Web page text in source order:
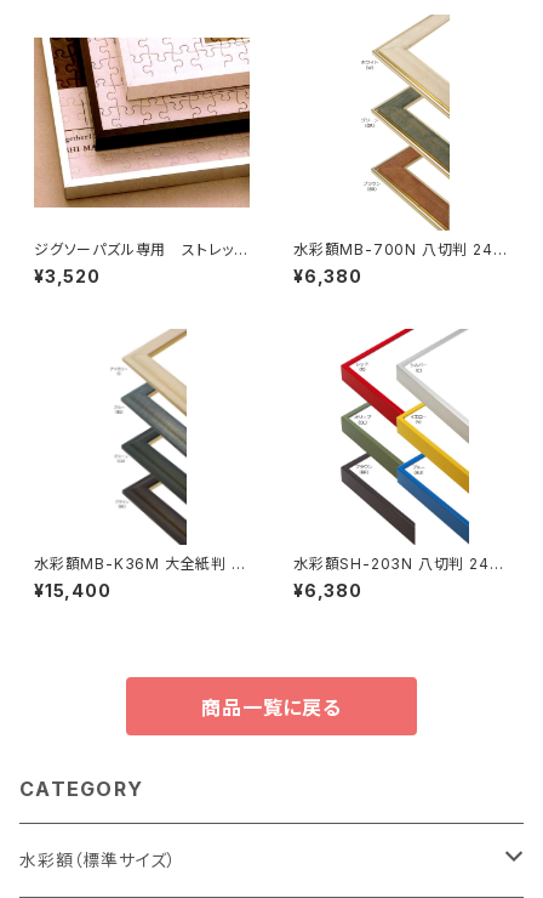
ジグソーパズル専用 ストレッチ
ライン 405×770ミリ （10ボW)
¥3,520
水彩額MB-700N 八切判 241
×302ミリ
¥6,380
水彩額MB-K36M 大全紙判 5
44×726ミリ
¥15,400
水彩額SH-203N 八切判 241×
302ミリ
¥6,380
商品一覧に戻る
CATEGORY
水彩額（標準サイズ）